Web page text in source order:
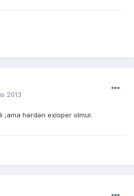
2013
,ama hərdən exloper olmur.